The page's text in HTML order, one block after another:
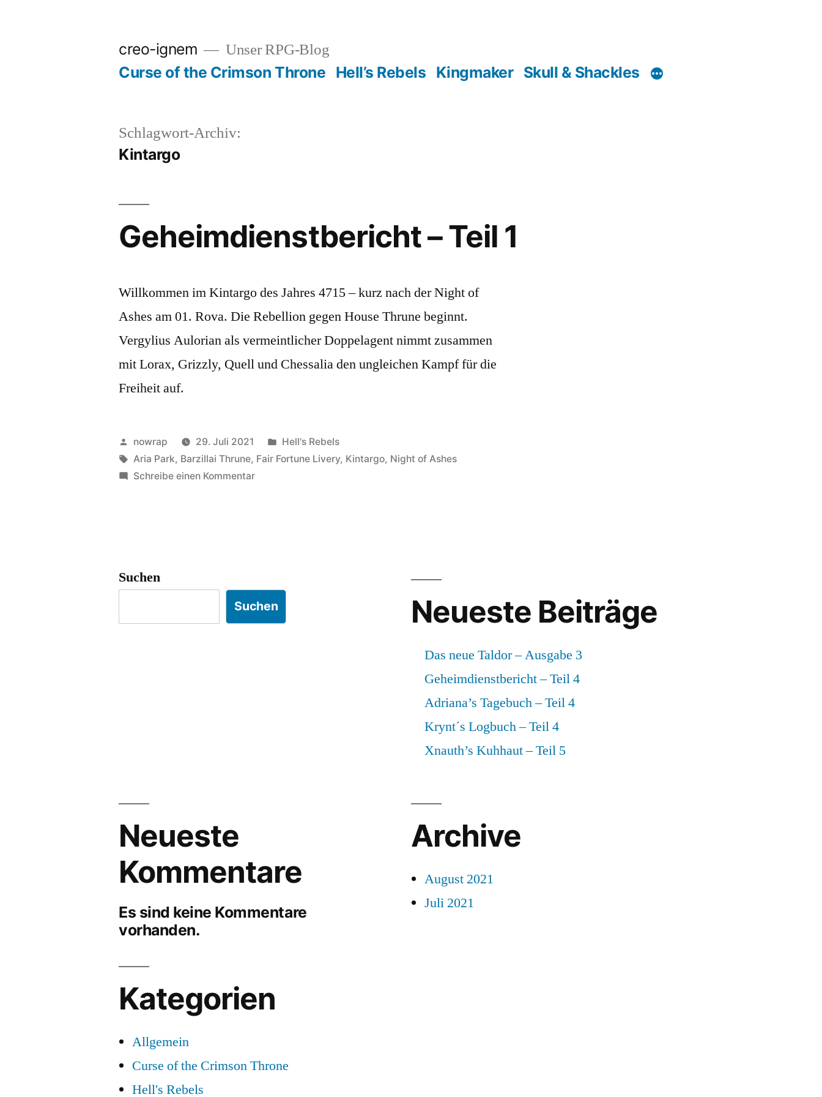
creo-ignem Unser RPG-Blog
Curse of the Crimson Throne Hell’s Rebels Kingmaker Skull & Shackles
Schlagwort-Archiv:
Kintargo
Geheimdienstbericht – Teil 1
Willkommen im Kintargo des Jahres 4715 – kurz nach der Night of
Ashes am 01. Rova. Die Rebellion gegen House Thrune beginnt.
Vergylius Aulorian als vermeintlicher Doppelagent nimmt zusammen
mit Lorax, Grizzly, Quell und Chessalia den ungleichen Kampf für die
Freiheit auf.
Veröffentlicht
von
nowrap 29. Juli 2021
Veröffentlicht
unter
Hell's Rebels
Schlagwörter:
Aria Park, Barzillai Thrune, Fair Fortune Livery, Kintargo, Night of Ashes
Schreibe einen Kommentarzu
Suchen
Suchen Neueste Beiträge
Das neue Taldor – Ausgabe 3
Geheimdienstbericht – Teil 4
Adriana’s Tagebuch – Teil 4
Krynt´s Logbuch – Teil 4
Xnauth’s Kuhhaut – Teil 5
Neueste
Kommentare
Es sind keine Kommentare
vorhanden.
Archive
August 2021
Juli 2021
Kategorien
Allgemein
Curse of the Crimson Throne
Hell's Rebels